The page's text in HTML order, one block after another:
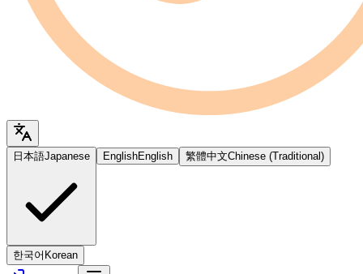
日本語Japanese EnglishEnglish 繁體中文Chinese (Traditional)
한국어 Korean